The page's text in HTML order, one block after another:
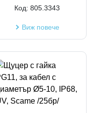
Код: 805.3343
Виж повече